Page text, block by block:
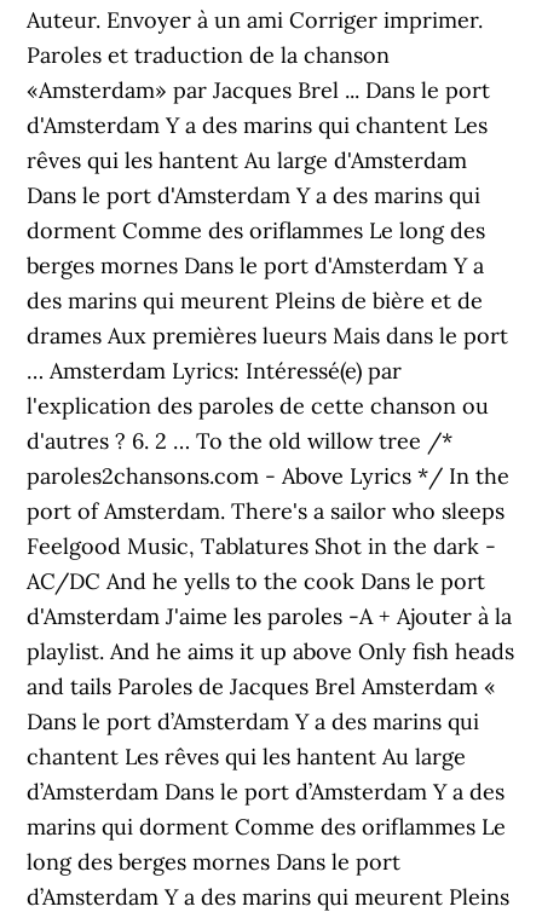
Auteur. Envoyer à un ami Corriger imprimer.
Paroles et traduction de la chanson
«Amsterdam» par Jacques Brel ... Dans le port
d'Amsterdam Y a des marins qui chantent Les
rêves qui les hantent Au large d'Amsterdam
Dans le port d'Amsterdam Y a des marins qui
dorment Comme des oriflammes Le long des
berges mornes Dans le port d'Amsterdam Y a
des marins qui meurent Pleins de bière et de
drames Aux premières lueurs Mais dans le port
… Amsterdam Lyrics: Intéressé(e) par
l'explication des paroles de cette chanson ou
d'autres ? 6. 2 … To the old willow tree /*
paroles2chansons.com - Above Lyrics */ In the
port of Amsterdam. There's a sailor who sleeps
Feelgood Music, Tablatures Shot in the dark -
AC/DC And he yells to the cook Dans le port
d'Amsterdam J'aime les paroles -A + Ajouter à la
playlist. And he aims it up above Only fish heads
and tails Paroles de Jacques Brel Amsterdam «
Dans le port d’Amsterdam Y a des marins qui
chantent Les rêves qui les hantent Au large
d’Amsterdam Dans le port d’Amsterdam Y a des
marins qui dorment Comme des oriflammes Le
long des berges mornes Dans le port
d’Amsterdam Y a des marins qui meurent Pleins